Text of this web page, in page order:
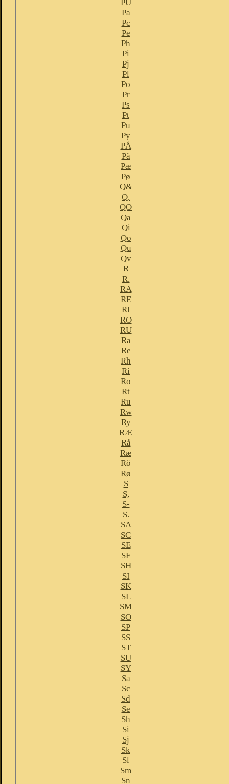
PU
Pa
Pc
Pe
Ph
Pi
Pj
Pl
Po
Pr
Ps
Pt
Pu
Py
PÅ
På
Pæ
Pø
Q&
Q.
QO
Qa
Qi
Qo
Qu
Qv
R
R.
RA
RE
RI
RO
RU
Ra
Re
Rh
Ri
Ro
Rt
Ru
Rw
Ry
RÆ
Rå
Ræ
Rö
Rø
S
S,
S-
S.
SA
SC
SE
SF
SH
SI
SK
SL
SM
SO
SP
SS
ST
SU
SY
Sa
Sc
Sd
Se
Sh
Si
Sj
Sk
Sl
Sm
Sn